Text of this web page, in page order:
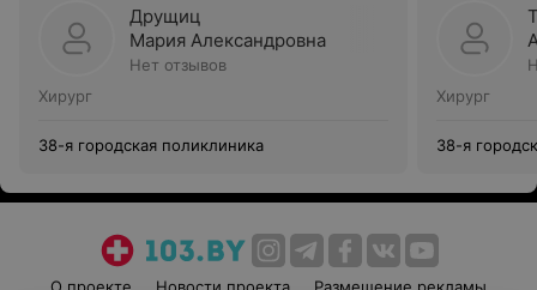
Друщиц
Мария Александровна
Нет отзывов
Хирург
38-я городская поликлиника
Хирург
38-я